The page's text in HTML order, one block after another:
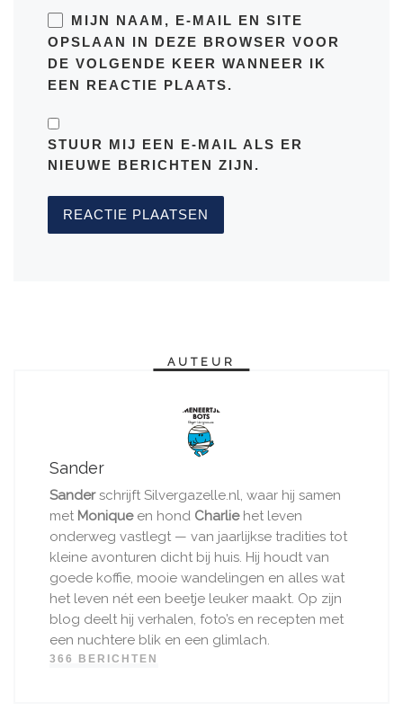
MIJN NAAM, E-MAIL EN SITE
OPSLAAN IN DEZE BROWSER VOOR
DE VOLGENDE KEER WANNEER IK
EEN REACTIE PLAATS.
STUUR MIJ EEN E-MAIL ALS ER
NIEUWE BERICHTEN ZIJN.
AUTEUR
Sander
Sanderschrijft Silvergazelle.nl, waar hij samen
met Moniqueen hond Charliehet leven
onderweg vastlegt — van jaarlijkse tradities tot
kleine avonturen dicht bij huis. Hij houdt van
goede koffie, mooie wandelingen en alles wat
het leven nét een beetje leuker maakt. Op zijn
blog deelt hij verhalen, foto’s en recepten met
een nuchtere blik en een glimlach.
366 BERICHTEN